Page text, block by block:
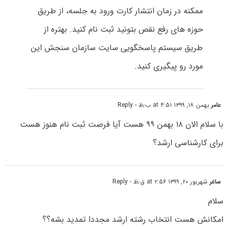
ممکنه در زمان انتشار کارت ورود به جلسه، از طریق
حوزه های رفع نقص بتونید ثبت نام کنید. بهتره از
طریق سیستم پاسخگویی سایت سازمان سنجش این
مورد رو پیگیری کنید.
عامربهمن ۱۸, ۱۳۹۹ at ۴:۵۱ ب٫ظ - Reply
با سلام الان ۱۸ بهمن ۹۹ هست آیا فرصت ثبت نام هنوز هست
برای کارشناسی ارشد؟
ساغرشهریور ۲۰, ۱۳۹۹ at ۲:۵۶ ق٫ظ - Reply
سلام
امکانش هست انتخاب رشته ارشد مجددا تمدید بشه؟؟